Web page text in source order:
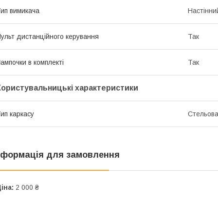
вимикача
дистанційного керування Так
в комплекті Так
характеристики
каркасу Стельова
для замовлення
2 000 ₴